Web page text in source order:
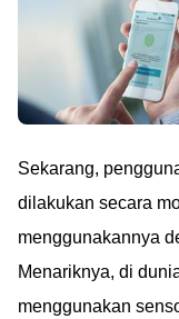
Sekarang,
dilakukan secara
menggunakannya
Menariknya, di
menggunakan